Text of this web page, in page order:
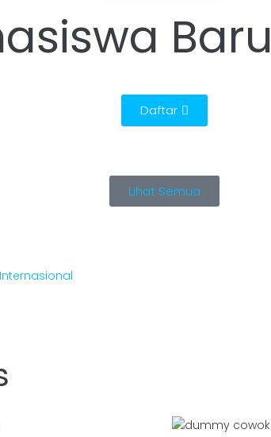
Baru
Daftar
Lihat Semua